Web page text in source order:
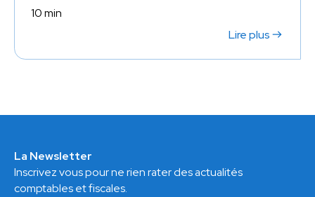
10 min
Lire plus
La Newsletter
Inscrivez vous pour ne rien rater des actualités
comptables et fiscales.